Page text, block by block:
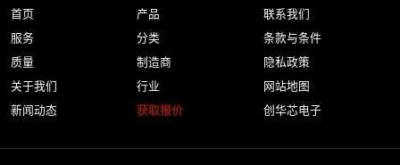
首页
服务
质量
关于我们
新闻动态
产品
分类
制造商
行业
获取报价
联系我们
条款与条件
隐私政策
网站地图
创华芯电子